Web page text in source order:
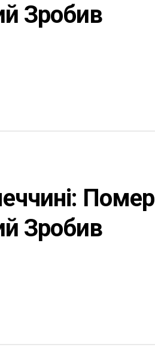
Зробив
Помер
Зробив